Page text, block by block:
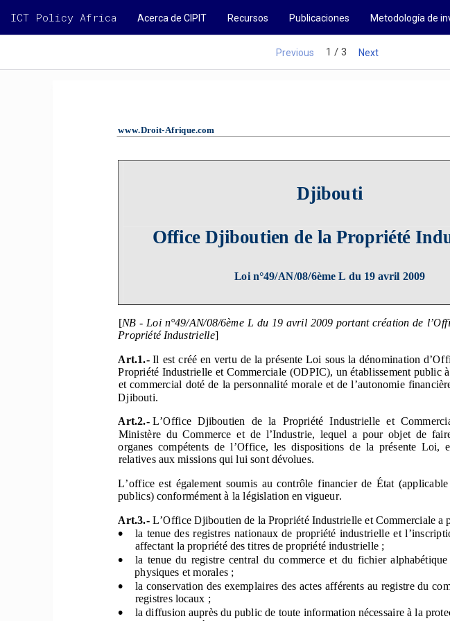
ICT Policy Africa Acerca de CIPIT Recursos Publicaciones Metodología de
Previous 1 / 3 Next
www.Droit-Afrique.com
Djibouti
Office Djiboutien de la Propriété
Loi n°49/AN/08/6ème L du 19 avril 2009
[NB - Loi n°49/AN/08/6ème L du 19 avril 2009 portant création de
Propriété Industrielle]
Art.1 .- Il est créé en vertu de la présente Loi sous la dénomination
Propriété Industrielle et Commerciale (ODPIC), un établissement public à
et commercial doté de la personnalité morale et de l’autonomie financiè
Djibouti.
Art.2.- L’Office  Djiboutien  de  la Propriété  Industrielle  et  Co
Ministère  du  Commerce  et  de  l’Industrie,  lequel  a  pour  objet de
organes  compétents  de  l’Office, les  dispositions  de  la  présente  Loi,
relatives aux missions qui lui sont dévolues.
L’office  est  également  soumis  au  contrôle  financier  de  État
publics) conformément à la législation en vigueur.
Art.3.- L’Office Djiboutien de la Propriété Industrielle et Commerciale a

la  tenue  des  registres  nationaux  de
propriété  industrielle  et
affectant la propriété des titres de propriété industrielle ;

la  tenue  du  registre  central  du  commerce  et  du  fichier  alphabétique
physiques et morales ;

la conservation des exemplaires des actes afférents au registre du
registres locaux ;

la diffusion auprès du public de toute information nécessaire à la